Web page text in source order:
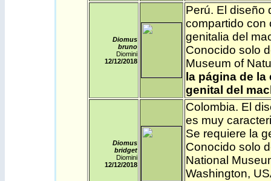
Diomus
bruno
Diomini
12/12/2018
Perú. El diseño
compartido con
genitalia del
Conocido solo
Museum of
la página de
genital del
Diomus
bridget
Diomini
12/12/2018
Colombia. El
es muy
Se requiere la
Conocido solo
National
Washington,